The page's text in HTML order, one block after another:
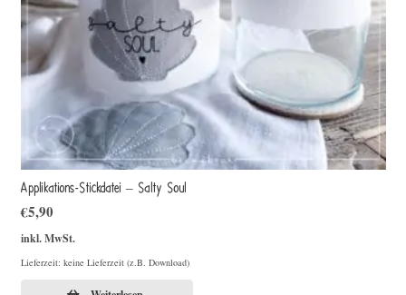
Applikations-Stickdatei – Salty Soul
€5,90
inkl. MwSt.
Lieferzeit: keine Lieferzeit (z.B. Download)